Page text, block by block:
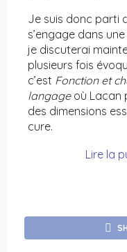
Je suis donc parti
s’engage dans
je discuterai
plusieurs fois
c’est Fonction et
langageoù Lacan
des dimensions
cure.
Lire la